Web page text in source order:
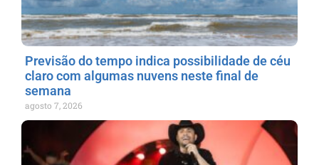
Previsão do tempo indica possibilidade de céu
claro com algumas nuvens neste final de
semana
agosto 7, 2026